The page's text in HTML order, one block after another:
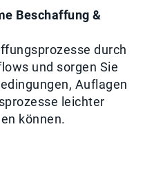
Beschaffung &
durch
und sorgen Sie
Auflagen
leichter
können.